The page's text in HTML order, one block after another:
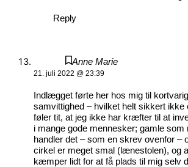
Reply
Anne Marie
21. juli 2022 @ 23:39
Indlægget førte her hos mig til
samvittighed – hvilket helt sikkert ikke
føler tit, at jeg ikke har kræfter til at
i mange gode mennesker; gamle som
handler det – som en skrev ovenfor –
cirkel er meget smal (lænestolen), og
kæmper lidt for at få plads til mig selv